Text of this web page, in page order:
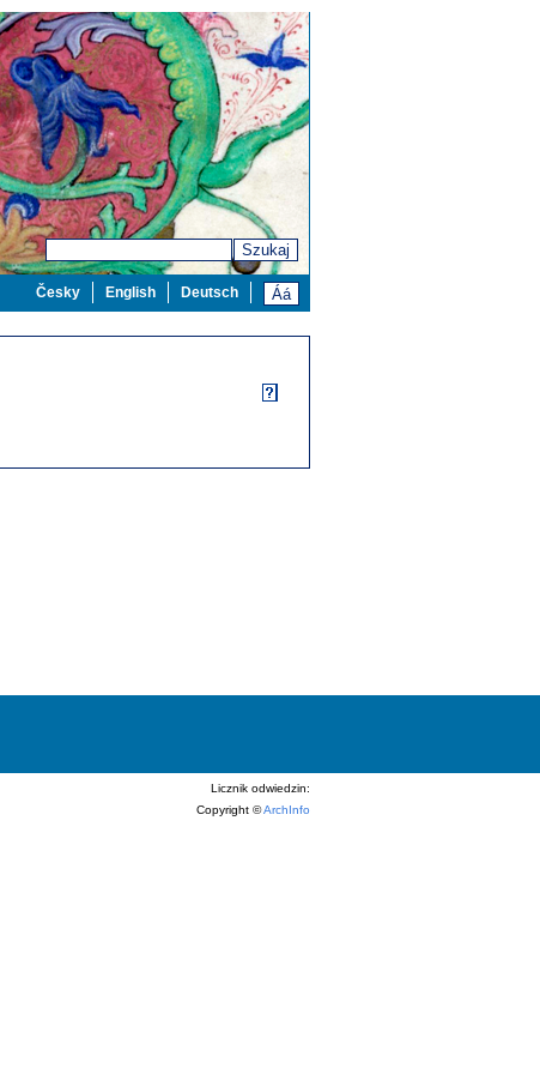
Szukaj
Deutsch
English
Česky
Licznik odwiedzin:
Copyright ©ArchInfo